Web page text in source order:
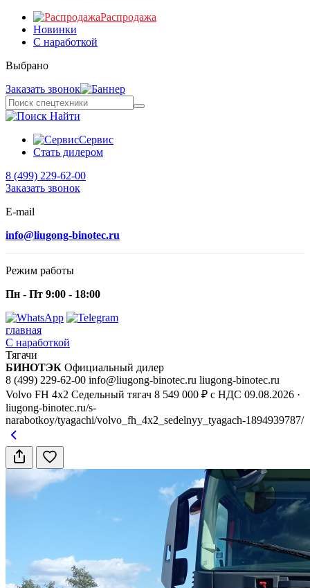
Распродажа
Новинки
С наработкой
Выбрано
Заказать звонок
Найти
Сервис
Стать дилером
8 (499) 229-62-00
Заказать звонок
E-mail
info@liugong-binotec.ru
Режим работы
Пн - Пт 9:00 - 18:00
главная
С наработкой
Тягачи
БИНОТЭК Официальный дилер
8 (499) 229-62-00 info@liugong-binotec.ru liugong-binotec.ru
Volvo FH 4x2 Седельный тягач 8 549 000 ₽ с НДС 09.08.2026 ·
liugong-binotec.ru/s-
narabotkoy/tyagachi/volvo_fh_4x2_sedelnyy_tyagach-1894939787/